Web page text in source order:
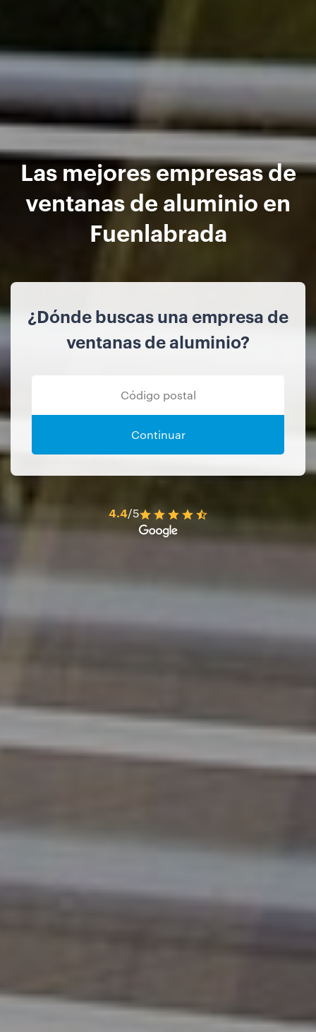
Las mejores empresas de
ventanas de aluminio en
Fuenlabrada
¿Dónde buscas una empresa de
ventanas de aluminio?
Continuar
4.4/5